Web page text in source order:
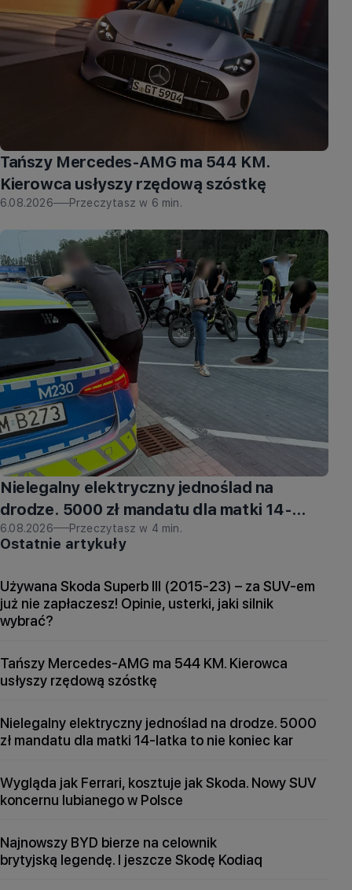
Tańszy Mercedes-AMG ma 544 KM.
Kierowca usłyszy rzędową szóstkę
6.08.2026 Przeczytasz w 6 min.
Nielegalny elektryczny jednoślad na
drodze. 5000 zł mandatu dla matki 14-
latka to nie koniec kar
6.08.2026 Przeczytasz w 4 min.
Ostatnie artykuły
Używana Skoda Superb III (2015-23) – za SUV-em
już nie zapłaczesz! Opinie, usterki, jaki silnik
wybrać?
Tańszy Mercedes-AMG ma 544 KM. Kierowca
usłyszy rzędową szóstkę
Nielegalny elektryczny jednoślad na drodze. 5000
zł mandatu dla matki 14-latka to nie koniec kar
Wygląda jak Ferrari, kosztuje jak Skoda. Nowy SUV
koncernu lubianego w Polsce
Najnowszy BYD bierze na celownik
brytyjską legendę. I jeszcze Skodę Kodiaq